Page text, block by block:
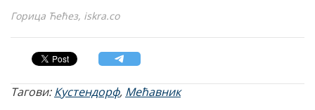
Горица Ћећез, iskra.co
Тагови:Кустендорф, Мећавник